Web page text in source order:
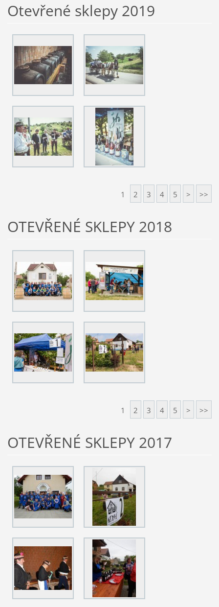
Otevřené sklepy 2019
1 2 3 4 5 > >>
OTEVŘENÉ SKLEPY 2018
1 2 3 4 5 > >>
OTEVŘENÉ SKLEPY 2017